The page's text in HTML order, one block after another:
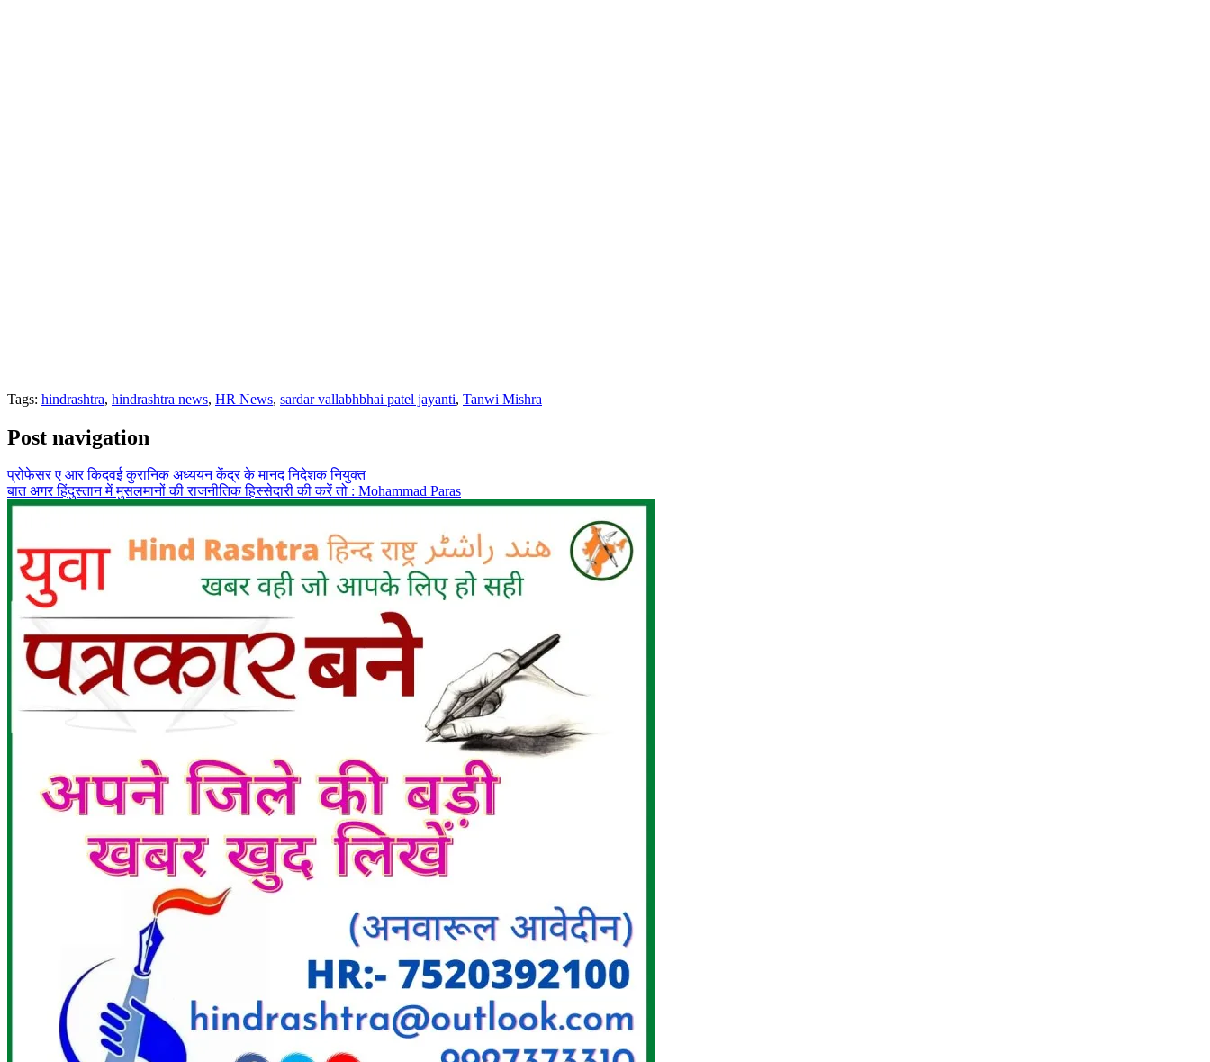
Tags: hindrashtra, hindrashtra news, HR News, sardar vallabhbhai patel jayanti, Tanwi Mishra
Post navigation
प्रोफेसर ए आर किदवई कुरानिक अध्ययन केंद्र के मानद निदेशक नियुक्त
बात अगर हिंदुस्तान में मुसलमानों की राजनीतिक हिस्सेदारी की करें तो : Mohammad Paras